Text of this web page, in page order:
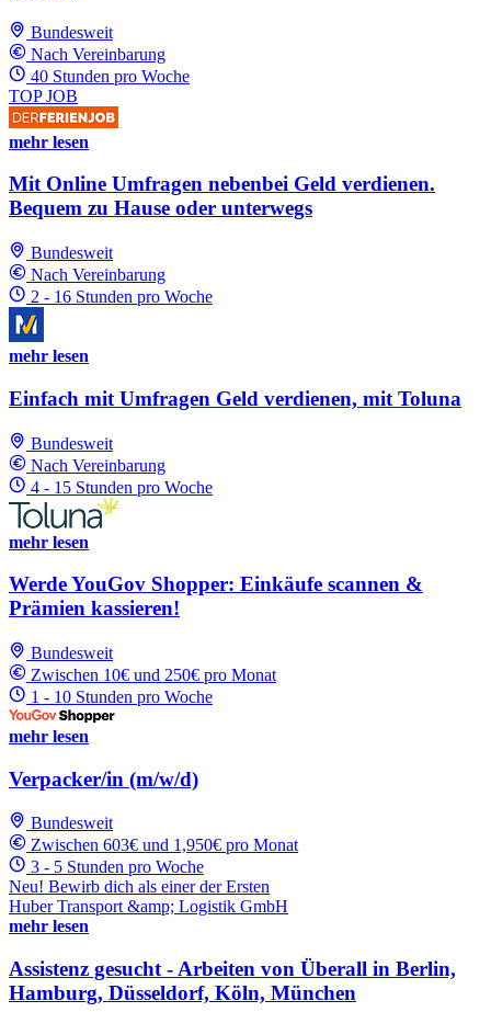
Bundesweit
Nach Vereinbarung
40 Stunden pro Woche
TOP JOB
mehr lesen
Mit Online Umfragen nebenbei Geld verdienen.
Bequem zu Hause oder unterwegs
Bundesweit
Nach Vereinbarung
2 - 16 Stunden pro Woche
mehr lesen
Einfach mit Umfragen Geld verdienen, mit Toluna
Bundesweit
Nach Vereinbarung
4 - 15 Stunden pro Woche
mehr lesen
Werde YouGov Shopper: Einkäufe scannen &
Prämien kassieren!
Bundesweit
Zwischen 10€ und 250€ pro Monat
1 - 10 Stunden pro Woche
mehr lesen
Verpacker/in (m/w/d)
Bundesweit
Zwischen 603€ und 1,950€ pro Monat
3 - 5 Stunden pro Woche
Neu! Bewirb dich als einer der Ersten
Huber Transport &amp; Logistik GmbH
mehr lesen
Assistenz gesucht - Arbeiten von Überall in Berlin,
Hamburg, Düsseldorf, Köln, München